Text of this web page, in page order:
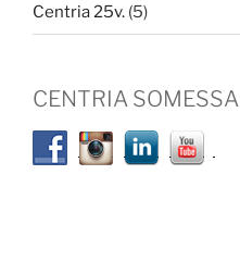
Centria 25v. (5)
CENTRIA SOMESSA